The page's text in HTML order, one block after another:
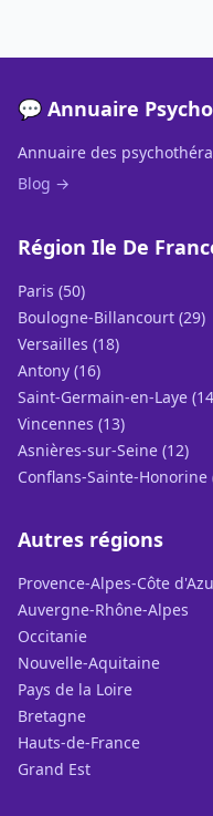
💬 Annuaire
Annuaire des
Blog →
Région Ile De
Paris (50)
Boulogne-Billancourt (29)
Versailles (18)
Antony (16)
Saint-Germain-en-Laye
Vincennes (13)
Asnières-sur-Seine (12)
Conflans-Sainte-Honorine
Autres régions
Provence-Alpes-Côte
Auvergne-Rhône-Alpes
Occitanie
Nouvelle-Aquitaine
Pays de la Loire
Bretagne
Hauts-de-France
Grand Est